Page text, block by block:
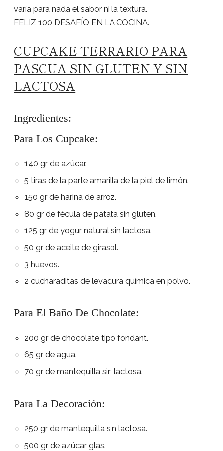
varía para nada el sabor ni la textura.
FELIZ 100 DESAFÍO EN LA COCINA.
CUPCAKE TERRARIO PARA
PASCUA SIN GLUTEN Y SIN
LACTOSA
Ingredientes:
Para Los Cupcake:
140 gr de azúcar.
5 tiras de la parte amarilla de la piel de limón.
150 gr de harina de arroz.
80 gr de fécula de patata sin gluten.
125 gr de yogur natural sin lactosa.
50 gr de aceite de girasol.
3 huevos.
2 cucharaditas de levadura química en polvo.
Para El Baño De Chocolate:
200 gr de chocolate tipo fondant.
65 gr de agua.
70 gr de mantequilla sin lactosa.
Para La Decoración:
250 gr de mantequilla sin lactosa.
500 gr de azúcar glas.